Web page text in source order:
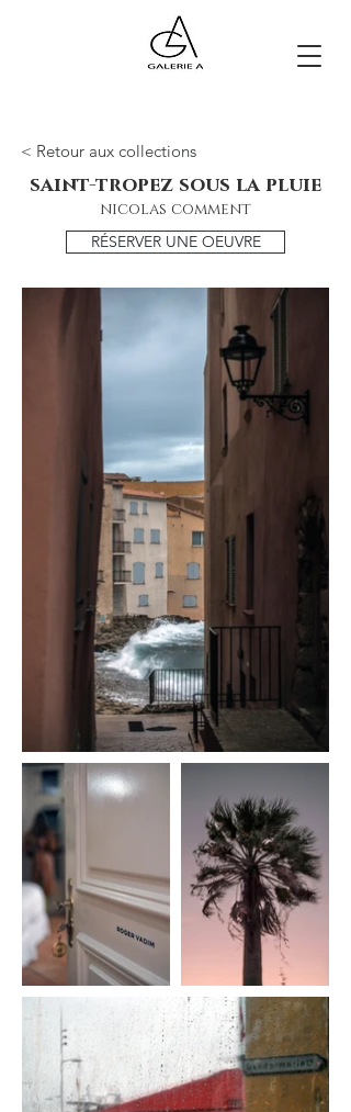
< Retour aux collections
saint-tropez sous la pluie
nicolas comment
RÉSERVER UNE OEUVRE